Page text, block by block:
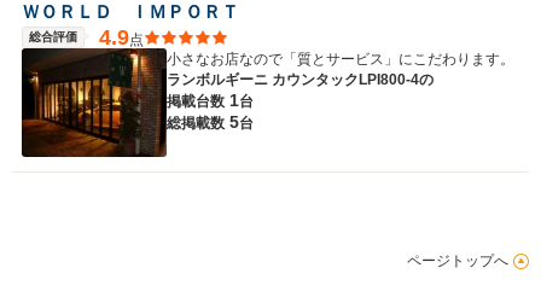
ＷＯＲＬＤ ＩＭＰＯＲＴ
総合評価 4.9点
小さなお店なので「質とサービス」にこだわります。
ランボルギーニ カウンタックLPI800-4の
掲載台数 1台
総掲載数 5台
ページトップへ